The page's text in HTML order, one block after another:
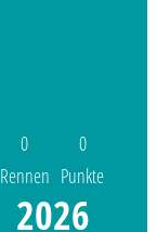
0
Rennen
0
Punkte
2026